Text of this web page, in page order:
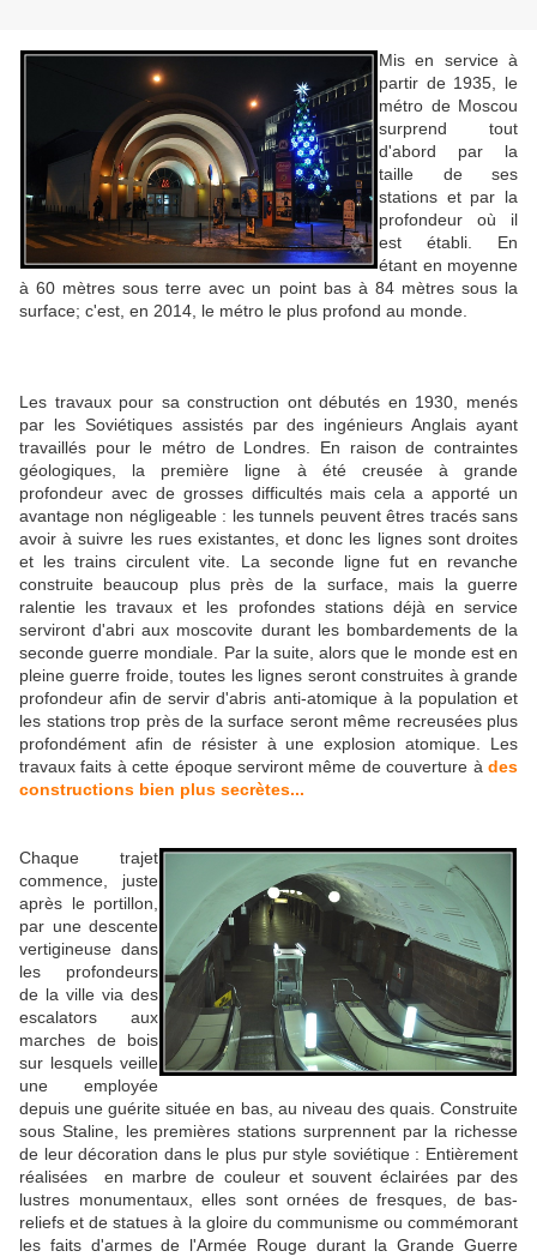
Mis en service à
partir de 1935, le
métro de Moscou
surprend tout
d'abord par la
taille de ses
stations et par la
profondeur où il
est établi. En
étant en moyenne
à 60 mètres sous terre avec un point bas à 84 mètres sous la
surface; c'est, en 2014, le métro le plus profond au monde.
Les travaux pour sa construction ont débutés en 1930, menés
par les Soviétiques assistés par des ingénieurs Anglais ayant
travaillés pour le métro de Londres. En raison de contraintes
géologiques, la première ligne à été creusée à grande
profondeur avec de grosses difficultés mais cela a apporté un
avantage non négligeable : les tunnels peuvent êtres tracés sans
avoir à suivre les rues existantes, et donc les lignes sont droites
et les trains circulent vite. La seconde ligne fut en revanche
construite beaucoup plus près de la surface, mais la guerre
ralentie les travaux et les profondes stations déjà en service
serviront d'abri aux moscovite durant les bombardements de la
seconde guerre mondiale. Par la suite, alors que le monde est en
pleine guerre froide, toutes les lignes seront construites à grande
profondeur afin de servir d'abris anti-atomique à la population et
les stations trop près de la surface seront même recreusées plus
profondément afin de résister à une explosion atomique. Les
travaux faits à cette époque serviront même de couverture à des
constructions bien plus secrètes...
Chaque trajet
commence, juste
après le portillon,
par une descente
vertigineuse dans
les profondeurs
de la ville via des
escalators aux
marches de bois
sur lesquels veille
une employée
depuis une guérite située en bas, au niveau des quais. Construite
sous Staline, les premières stations surprennent par la richesse
de leur décoration dans le plus pur style soviétique : Entièrement
réalisées en marbre de couleur et souvent éclairées par des
lustres monumentaux, elles sont ornées de fresques, de bas-
reliefs et de statues à la gloire du communisme ou commémorant
les faits d'armes de l'Armée Rouge durant la Grande Guerre